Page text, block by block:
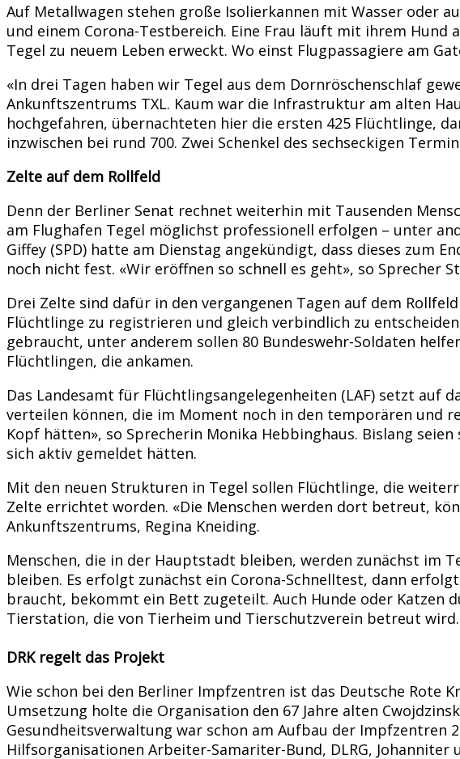
Auf Metallwagen stehen große Isolierkannen mit Wasser oder
und einem Corona-Testbereich. Eine Frau läuft mit ihrem Hund
Tegel zu neuem Leben erweckt. Wo einst Flugpassagiere am
«In drei Tagen haben wir Tegel aus dem Dornröschenschlaf
Ankunftszentrums TXL. Kaum war die Infrastruktur am alten
hochgefahren, übernachteten hier die ersten 425 Flüchtlinge,
inzwischen bei rund 700. Zwei Schenkel des sechseckigen
Zelte auf dem Rollfeld
Denn der Berliner Senat rechnet weiterhin mit Tausenden
am Flughafen Tegel möglichst professionell erfolgen – unter
Giffey (SPD) hatte am Dienstag angekündigt, dass dieses zum
noch nicht fest. «Wir eröffnen so schnell es geht», so Sprecher
Drei Zelte sind dafür in den vergangenen Tagen auf dem
Flüchtlinge zu registrieren und gleich verbindlich zu
gebraucht, unter anderem sollen 80 Bundeswehr-Soldaten
Flüchtlingen, die ankamen.
Das Landesamt für Flüchtlingsangelegenheiten (LAF) setzt auf
verteilen können, die im Moment noch in den temporären und
Kopf hätten», so Sprecherin Monika Hebbinghaus. Bislang
sich aktiv gemeldet hätten.
Mit den neuen Strukturen in Tegel sollen Flüchtlinge, die
Zelte errichtet worden. «Die Menschen werden dort betreut,
Ankunftszentrums, Regina Kneiding.
Menschen, die in der Hauptstadt bleiben, werden zunächst im
bleiben. Es erfolgt zunächst ein Corona-Schnelltest, dann
braucht, bekommt ein Bett zugeteilt. Auch Hunde oder Katzen
Tierstation, die von Tierheim und Tierschutzverein betreut wird.
DRK regelt das Projekt
Wie schon bei den Berliner Impfzentren ist das Deutsche Rote
Umsetzung holte die Organisation den 67 Jahre alten
Gesundheitsverwaltung war schon am Aufbau der
Hilfsorganisationen Arbeiter-Samariter-Bund, DLRG,